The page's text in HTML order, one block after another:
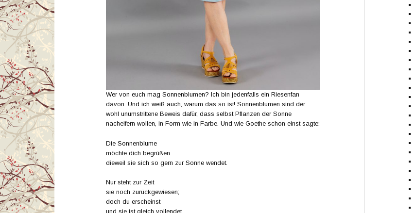
Wer von euch mag Sonnenblumen? Ich bin jedenfalls ein Riesenfan
davon. Und ich weiß auch, warum das so ist! Sonnenblumen sind der
wohl unumstrittene Beweis dafür, dass selbst Pflanzen der Sonne
nacheifern wollen, in Form wie in Farbe. Und wie Goethe schon einst sagte:
Die Sonnenblume
möchte dich begrüßen
dieweil sie sich so gern zur Sonne wendet.
Nur steht zur Zeit
sie noch zurückgewiesen;
doch du erscheinst
und sie ist gleich vollendet.